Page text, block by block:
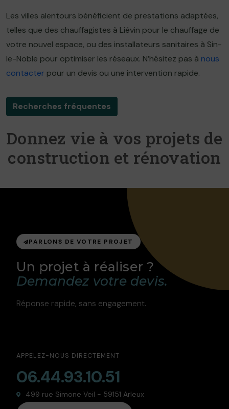
Les villes alentours bénéficient de prestations adaptées,
telles que des chauffagistes à Liévin pour le chauffage de
votre nouvel espace, ou des installateurs sanitaires à Sin-
le-Noble pour optimiser les réseaux. N’hésitez pas à nous
contacter pour un devis ou une intervention rapide.
Recherches fréquentes
Donnez vie à vos projets de
construction et rénovation
PARLONS DE VOTRE PROJET
Un projet à réaliser ?
Demandez votre devis.
Réponse rapide, sans engagement.
APPELEZ-NOUS DIRECTEMENT
06.44.93.10.51
499 rue Simone Veil - 59151 Arleux